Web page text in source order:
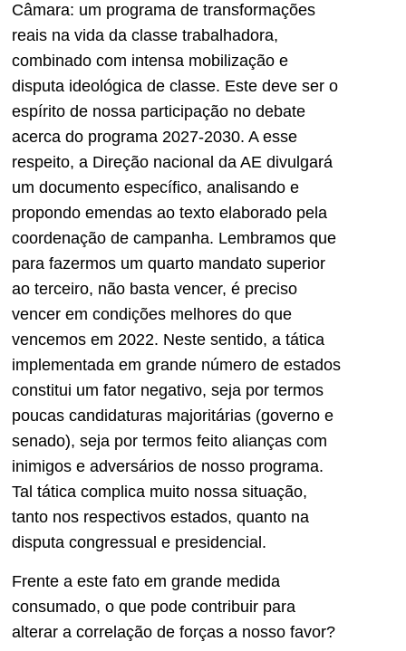
Câmara: um programa de transformações
reais na vida da classe trabalhadora,
combinado com intensa mobilização e
disputa ideológica de classe. Este deve ser o
espírito de nossa participação no debate
acerca do programa 2027-2030. A esse
respeito, a Direção nacional da AE divulgará
um documento específico, analisando e
propondo emendas ao texto elaborado pela
coordenação de campanha. Lembramos que
para fazermos um quarto mandato superior
ao terceiro, não basta vencer, é preciso
vencer em condições melhores do que
vencemos em 2022. Neste sentido, a tática
implementada em grande número de estados
constitui um fator negativo, seja por termos
poucas candidaturas majoritárias (governo e
senado), seja por termos feito alianças com
inimigos e adversários de nosso programa.
Tal tática complica muito nossa situação,
tanto nos respectivos estados, quanto na
disputa congressual e presidencial.
Frente a este fato em grande medida
consumado, o que pode contribuir para
alterar a correlação de forças a nosso favor?